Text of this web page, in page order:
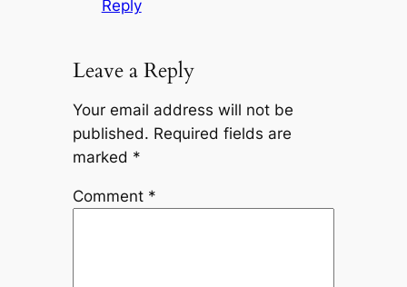
Reply
Leave a Reply
Your email address will not be
published. Required fields are
marked *
Comment *